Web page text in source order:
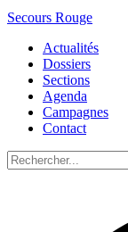
Secours Rouge
Actualités
Dossiers
Sections
Agenda
Campagnes
Contact